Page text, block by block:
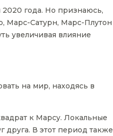
2020 года. Но признаюсь,
Марс-Сатурн, Марс-Плутон
увеличивая влияние
на мир, находясь в
к Марсу. Локальные
друга. В этот период также